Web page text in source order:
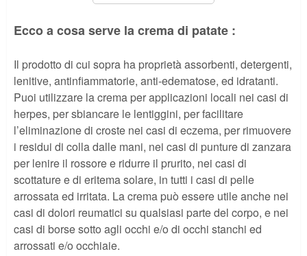
Ecco a cosa serve la crema di patate :
Il prodotto di cui sopra ha proprietà assorbenti, detergenti,
lenitive, antinfiammatorie, anti-edematose, ed idratanti.
Puoi utilizzare la crema per applicazioni locali nei casi di
herpes, per sbiancare le lentiggini, per facilitare
l’eliminazione di croste nei casi di eczema, per rimuovere
i residui di colla dalle mani, nei casi di punture di zanzara
per lenire il rossore e ridurre il prurito, nei casi di
scottature e di eritema solare, in tutti i casi di pelle
arrossata ed irritata. La crema può essere utile anche nei
casi di dolori reumatici su qualsiasi parte del corpo, e nei
casi di borse sotto agli occhi e/o di occhi stanchi ed
arrossati e/o occhiaie.